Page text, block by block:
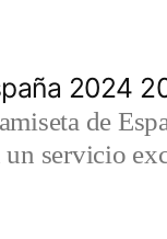
2024
de
servicio